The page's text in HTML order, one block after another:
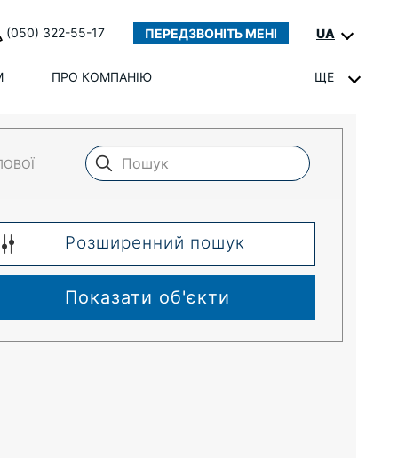
(050) 322-55-17 ПЕРЕДЗВОНІТЬ МЕНІ UA
ПРО КОМПАНІЮ ЩЕ
Розширенний пошук
Показати об'єкти